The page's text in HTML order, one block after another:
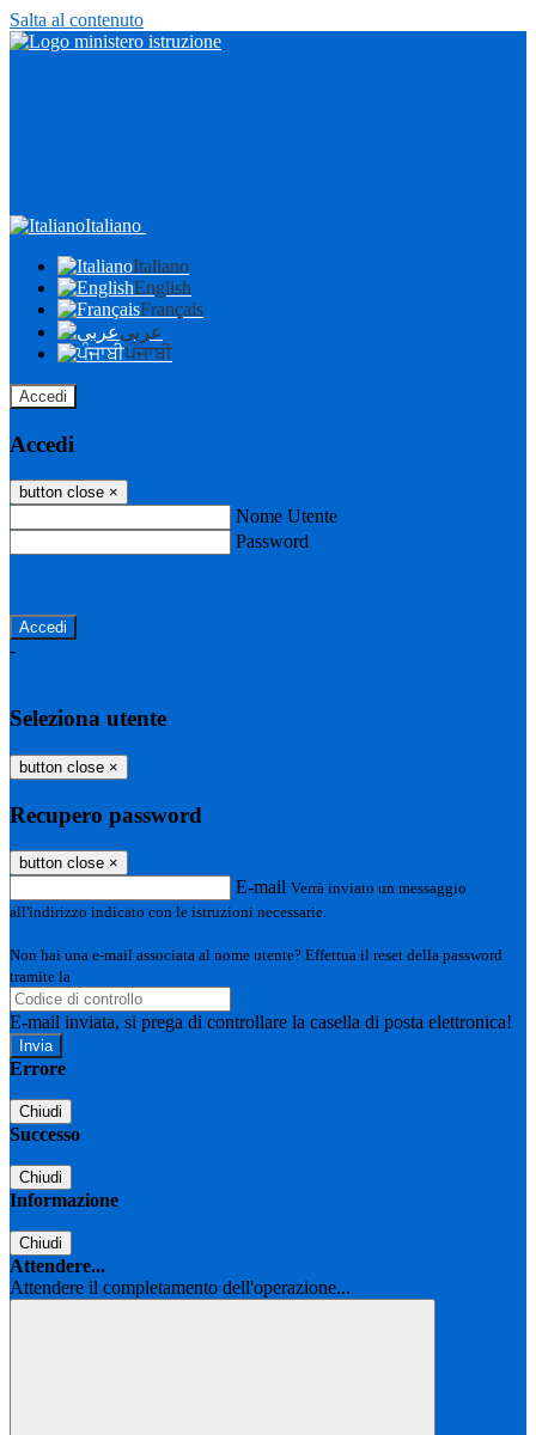
Salta al contenuto
Italiano
Italiano
English
Français
عربى
ਪੰਜਾਬੀ
Accedi
Accedi
button close ×
Nome Utente
Password
-
Seleziona utente
button close ×
Recupero password
button close ×
E-mail Verrà inviato un messaggio
all'indirizzo indicato con le istruzioni necessarie.
Non hai una e-mail associata al nome utente? Effettua il reset della password
tramite la
E-mail inviata, si prega di controllare la casella di posta elettronica!
Errore
Chiudi
Successo
Chiudi
Informazione
Chiudi
Attendere...
Attendere il completamento dell'operazione...